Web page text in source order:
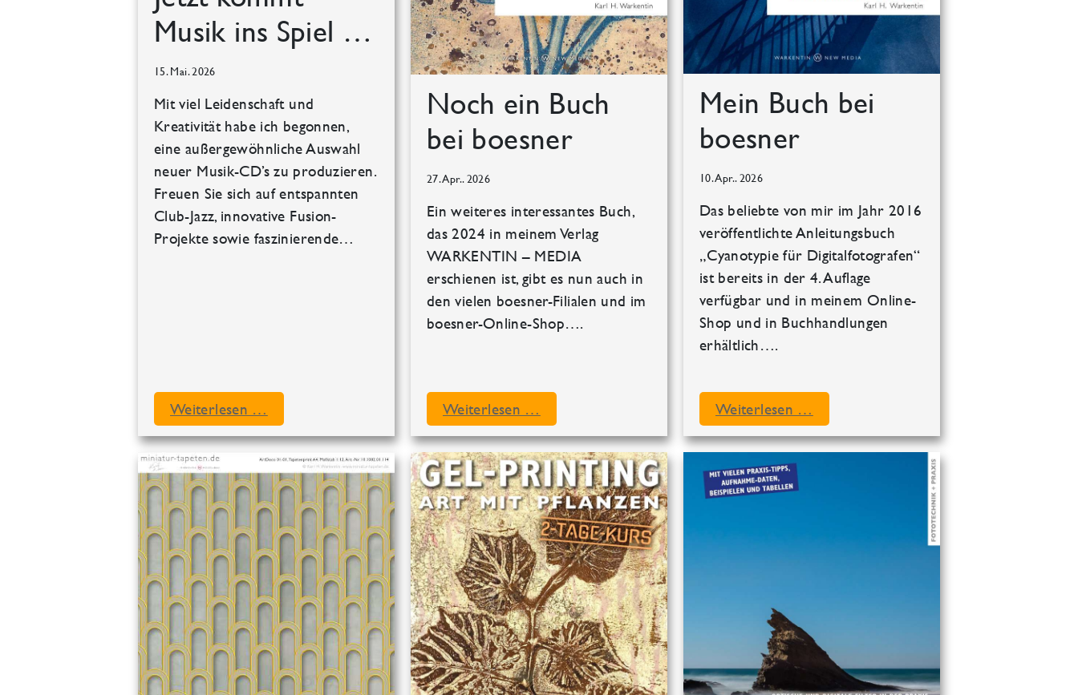
Musik ins Spiel …
15. Mai. 2026
Mit viel Leidenschaft und
Kreativität habe ich begonnen,
eine außergewöhnliche Auswahl
neuer Musik-CD’s zu produzieren.
Freuen Sie sich auf entspannten
Club-Jazz, innovative Fusion-
Projekte sowie faszinierende…
Weiterlesen …
Noch ein Buch
bei boesner
27. Apr.. 2026
Ein weiteres interessantes Buch,
das 2024 in meinem Verlag
WARKENTIN – MEDIA
erschienen ist, gibt es nun auch in
den vielen boesner-Filialen und im
boesner-Online-Shop….
Weiterlesen …
Mein Buch bei
boesner
10. Apr.. 2026
Das beliebte von mir im Jahr 2016
veröffentlichte Anleitungsbuch
„Cyanotypie für Digitalfotografen“
ist bereits in der 4. Auflage
verfügbar und in meinem Online-
Shop und in Buchhandlungen
erhältlich….
Weiterlesen …